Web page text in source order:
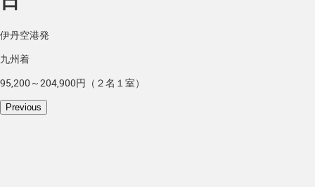
伊丹空港発
九州着
95,200～204,900円（２名１室）
Previous